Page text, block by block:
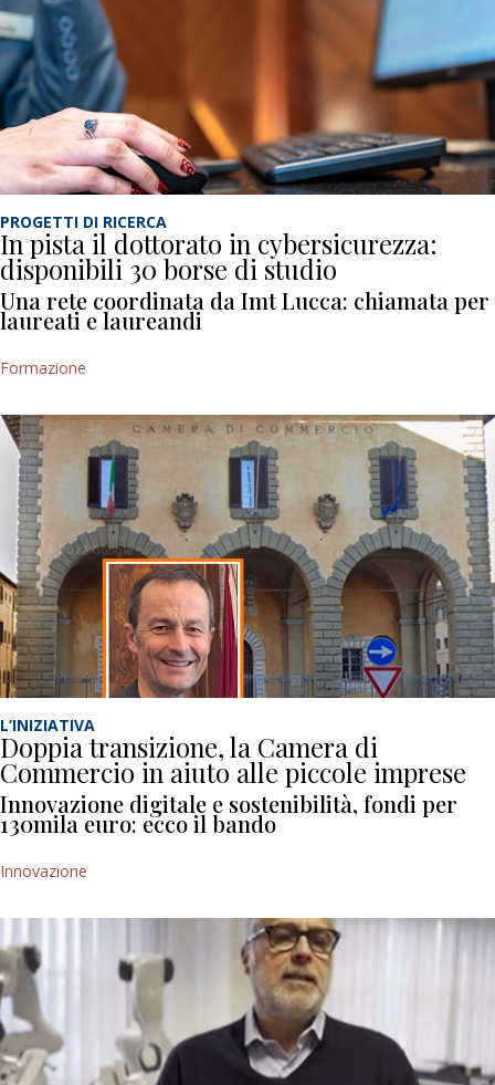
PROGETTI DI RICERCA
In pista il dottorato in cybersicurezza:
disponibili 30 borse di studio
Una rete coordinata da Imt Lucca: chiamata per
laureati e laureandi
Formazione
L’INIZIATIVA
Doppia transizione, la Camera di
Commercio in aiuto alle piccole imprese
Innovazione digitale e sostenibilità, fondi per
130mila euro: ecco il bando
Innovazione